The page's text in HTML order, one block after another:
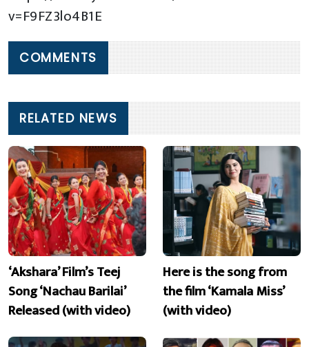
v=F9FZ3lo4B1E
COMMENTS
RELATED NEWS
‘Akshara’ Film’s Teej
Song ‘Nachau Barilai’
Released (with video)
Here is the song from
the film ‘Kamala Miss’
(with video)